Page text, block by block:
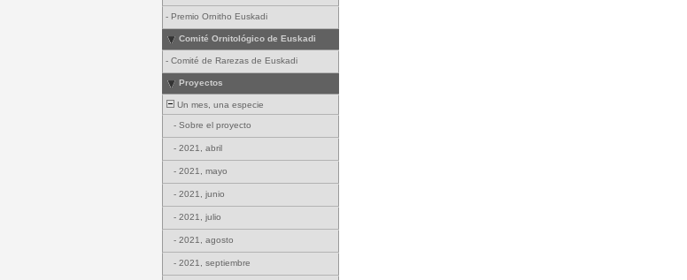
- Premio Ornitho Euskadi
Comité Ornitológico de Euskadi
- Comité de Rarezas de Euskadi
Proyectos
Un mes, una especie
- Sobre el proyecto
- 2021, abril
- 2021, mayo
- 2021, junio
- 2021, julio
- 2021, agosto
- 2021, septiembre